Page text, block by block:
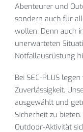
Abenteurer und
sondern auch für
wollen. Denn auch
unerwarteten
Notfallausrüstung
Bei SEC-PLUS
Zuverlässigkeit.
ausgewählt und
Sicherheit zu
Outdoor-Aktivität